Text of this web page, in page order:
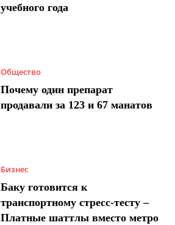
учебного года
Общество
Почему один препарат
продавали за 123 и 67 манатов
Бизнес
Баку готовится к
транспортному стресс-тесту –
Платные шаттлы вместо метро